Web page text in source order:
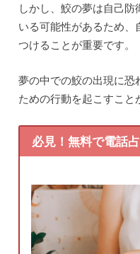
しかし、鮫の夢は自己
いる可能性があるため、
つけることが重要です。
夢の中での鮫の出現に恐
ための行動を起こすこと
必見！無料で電話